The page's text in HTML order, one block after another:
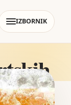
IZBORNIK